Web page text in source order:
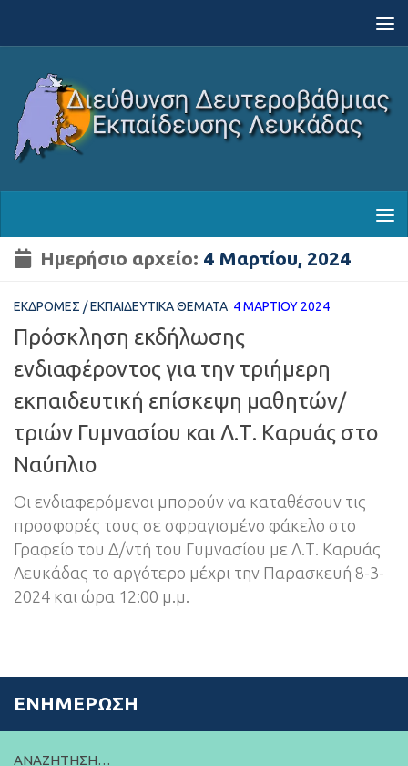
Ημερήσιο αρχείο: 4 Μαρτίου, 2024
ΕΚΔΡΟΜΈΣ /ΕΚΠΑΙΔΕΥΤΙΚΆ ΘΈΜΑΤΑ 4 ΜΑΡΤΊΟΥ 2024
Πρόσκληση εκδήλωσης
ενδιαφέροντος για την τριήμερη
εκπαιδευτική επίσκεψη μαθητών/
τριών Γυμνασίου και Λ.Τ. Καρυάς στο
Ναύπλιο
Οι ενδιαφερόμενοι μπορούν να καταθέσουν τις
προσφορές τους σε σφραγισμένο φάκελο στο
Γραφείο του Δ/ντή του Γυμνασίου με Λ.Τ. Καρυάς
Λευκάδας το αργότερο μέχρι την Παρασκευή 8-3-
2024 και ώρα 12:00 μ.μ.
ΕΝΗΜΈΡΩΣΗ
ΑΝΑΖΉΤΗΣΗ…